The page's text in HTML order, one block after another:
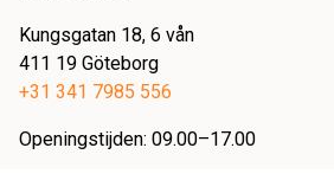
Kungsgatan 18, 6 vån
411 19 Göteborg
+31 341 7985 556
Openingstijden: 09.00–17.00